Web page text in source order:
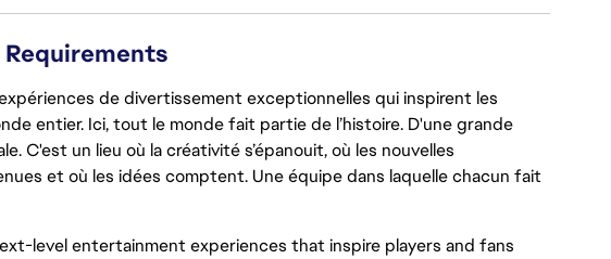
de divertissement exceptionnelles qui inspirent les
entier. Ici, tout le monde fait partie de l’histoire. D'une grande
C'est un lieu où la créativité s’épanouit, où les nouvelles
et où les idées comptent. Une équipe dans laquelle chacun fait
level entertainment experiences that inspire players and fans